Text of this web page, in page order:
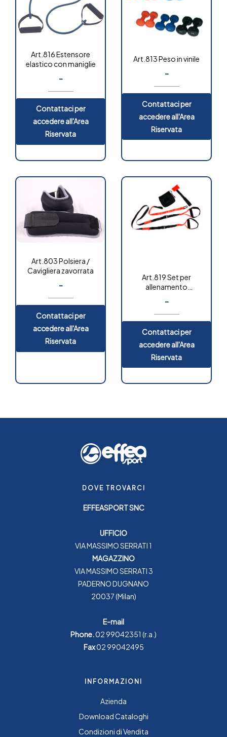
Art.816 Estensore
elastico con maniglie
-
Contattaci per
accedere all'Area
Riservata
Art.813 Peso in vinile
-
Contattaci per
accedere all'Area
Riservata
Art.803 Polsiera /
Cavigliera zavorrata
-
Contattaci per
accedere all'Area
Riservata
Art.819 Set per
allenamento
-
Contattaci per
accedere all'Area
Riservata
DOVE TROVARCI
EFFEASPORT SNC
UFFICIO
VIA MASSIMO SERRATI 1
MAGAZZINO
VIA MASSIMO SERRATI 3
PADERNO DUGNANO
20037 (Milan)
E-mail
Phone.02 99042351 (r.a.)
Fax02 99042495
INFORMAZIONI
Azienda
Download Cataloghi
Condizioni di Vendita